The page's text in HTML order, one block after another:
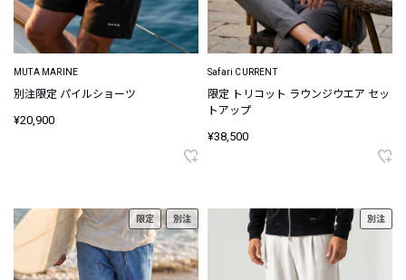
MUTA MARINE
別注限定 パイルショーツ
¥20,900
Safari CURRENT
限定 トリコット ラウンジウエア セッ
トアップ
¥38,500
限定 別注 別注